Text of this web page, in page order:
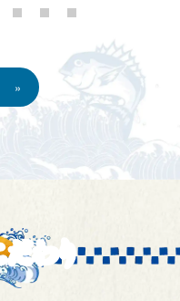
»
わり